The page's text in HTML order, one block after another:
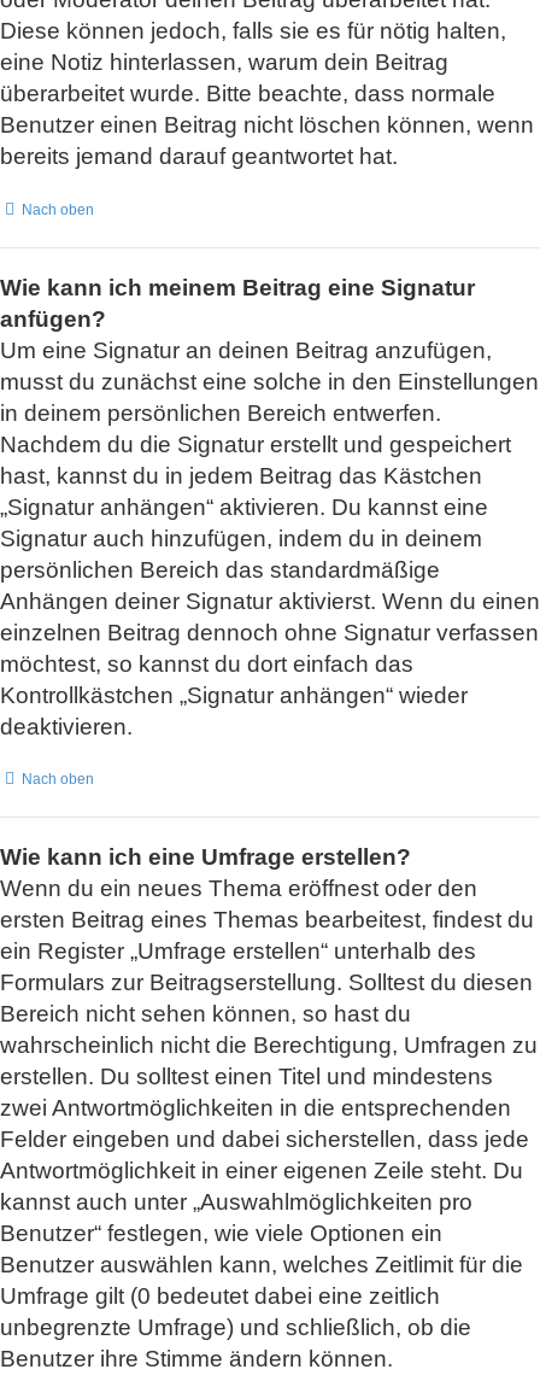
Diese können jedoch, falls sie es für nötig halten,
eine Notiz hinterlassen, warum dein Beitrag
überarbeitet wurde. Bitte beachte, dass normale
Benutzer einen Beitrag nicht löschen können, wenn
bereits jemand darauf geantwortet hat.
Nach oben
Wie kann ich meinem Beitrag eine Signatur
anfügen?
Um eine Signatur an deinen Beitrag anzufügen,
musst du zunächst eine solche in den Einstellungen
in deinem persönlichen Bereich entwerfen.
Nachdem du die Signatur erstellt und gespeichert
hast, kannst du in jedem Beitrag das Kästchen
„Signatur anhängen“ aktivieren. Du kannst eine
Signatur auch hinzufügen, indem du in deinem
persönlichen Bereich das standardmäßige
Anhängen deiner Signatur aktivierst. Wenn du einen
einzelnen Beitrag dennoch ohne Signatur verfassen
möchtest, so kannst du dort einfach das
Kontrollkästchen „Signatur anhängen“ wieder
deaktivieren.
Nach oben
Wie kann ich eine Umfrage erstellen?
Wenn du ein neues Thema eröffnest oder den
ersten Beitrag eines Themas bearbeitest, findest du
ein Register „Umfrage erstellen“ unterhalb des
Formulars zur Beitragserstellung. Solltest du diesen
Bereich nicht sehen können, so hast du
wahrscheinlich nicht die Berechtigung, Umfragen zu
erstellen. Du solltest einen Titel und mindestens
zwei Antwortmöglichkeiten in die entsprechenden
Felder eingeben und dabei sicherstellen, dass jede
Antwortmöglichkeit in einer eigenen Zeile steht. Du
kannst auch unter „Auswahlmöglichkeiten pro
Benutzer“ festlegen, wie viele Optionen ein
Benutzer auswählen kann, welches Zeitlimit für die
Umfrage gilt (0 bedeutet dabei eine zeitlich
unbegrenzte Umfrage) und schließlich, ob die
Benutzer ihre Stimme ändern können.